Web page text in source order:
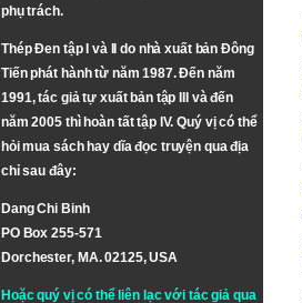
phụ trách.
Thép Đen tập I và II do nhà xuất bản Đông
Tiến phát hành từ năm 1987. Đến năm
1991, tác giả tự xuất bản tập III và đến
năm 2005 thì hoàn tất tập IV. Quý vị có thể
hỏi mua sách hay dĩa đọc truyện qua địa
chỉ sau đây:
Dang Chi Binh
PO Box 255-571
Dorchester, MA. 02125, USA
Hoặc quý vị có thể liên lạc với tác giả qua